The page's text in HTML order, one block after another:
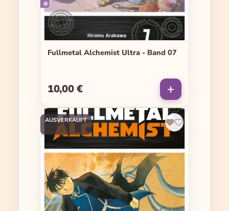
Fullmetal Alchemist Ultra - Band 07
Regulärer Preis:
10,00 €
AUSVERKAUFT